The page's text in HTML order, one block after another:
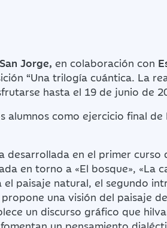
Jorge, en colaboración con
“Una trilogía cuántica. La
hasta el 19 de junio de
alumnos como ejercicio final de
en el primer curso
en torno a «El bosque», «La
paisaje natural, el segundo
una visión del paisaje
un discurso gráfico que